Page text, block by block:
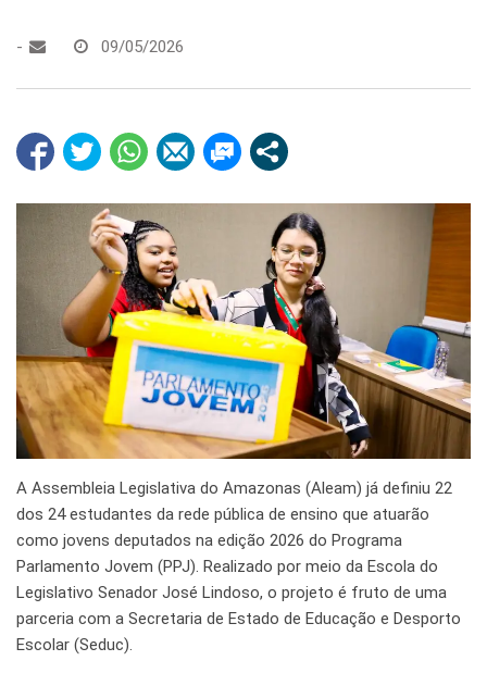
- 09/05/2026
A Assembleia Legislativa do Amazonas (Aleam) já definiu 22
dos 24 estudantes da rede pública de ensino que atuarão
como jovens deputados na edição 2026 do Programa
Parlamento Jovem (PPJ). Realizado por meio da Escola do
Legislativo Senador José Lindoso, o projeto é fruto de uma
parceria com a Secretaria de Estado de Educação e Desporto
Escolar (Seduc).